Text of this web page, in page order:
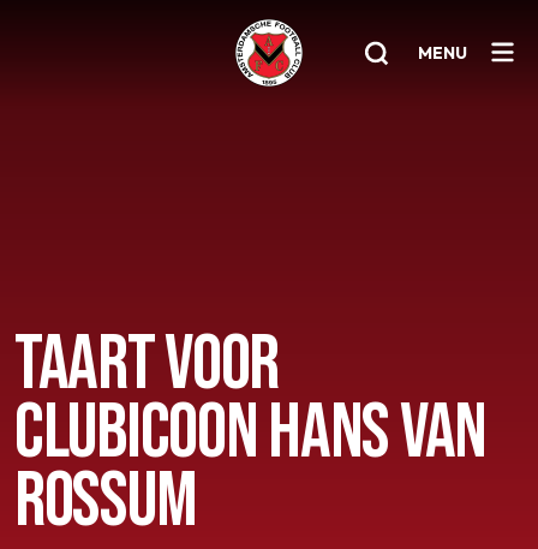
MENU
Jeugd
Senioren
Clubinfo
Nieuwsoverzicht
Sponsoring
TAART VOOR
CLUBICOON HANS VAN
ROSSUM